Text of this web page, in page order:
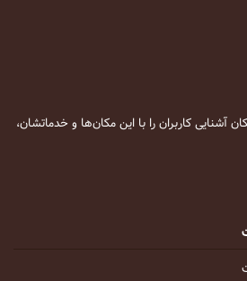
آشنایی کاربران را با این مکان‌ها و خدماتشان،